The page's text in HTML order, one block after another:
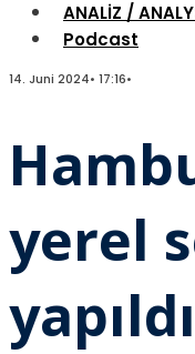
ANALİZ /
Podcast
14. Juni 2024• 17:16•
yerel
yapıldı